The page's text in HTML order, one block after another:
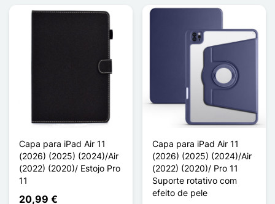
Capa para iPad Air 11
(2026) (2025) (2024)/Air
(2022) (2020)/ Estojo Pro
11
20,99 €
Capa para iPad Air 11
(2026) (2025) (2024)/Air
(2022) (2020)/ Pro 11
Suporte rotativo com
efeito de pele